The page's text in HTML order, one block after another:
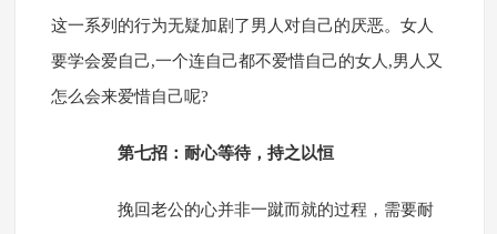
这一系列的行为无疑加剧了男人对自己的厌恶。女人
要学会爱自己,一个连自己都不爱惜自己的女人,男人又
怎么会来爱惜自己呢?
第七招：耐心等待，持之以恒
挽回老公的心并非一蹴而就的过程，需要耐